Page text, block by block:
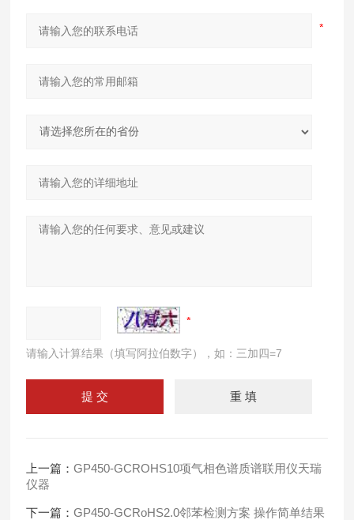
请输入计算结果（填写阿拉伯数字），如：三加四=7
上一篇：GP450-GCROHS10项气相色谱质谱联用仪天瑞
仪器
下一篇：GP450-GCRoHS2.0邻苯检测方案 操作简单结果